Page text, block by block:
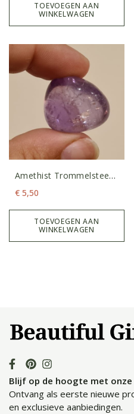
TOEVOEGEN AAN
WINKELWAGEN
Amethist Trommelsteen
S
€ 5,50
TOEVOEGEN AAN
WINKELWAGEN
Blijf op de hoogte met
Ontvang als eerste nieuwe
en exclusieve aanbiedingen.